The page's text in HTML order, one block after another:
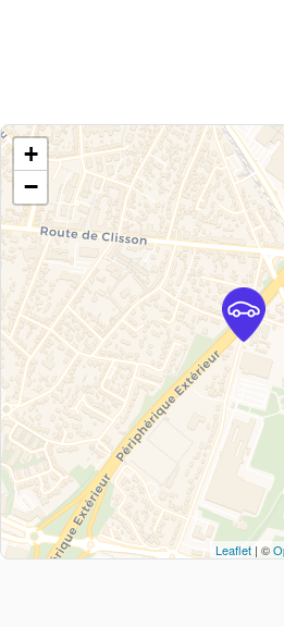
+
−
Leaflet | ©